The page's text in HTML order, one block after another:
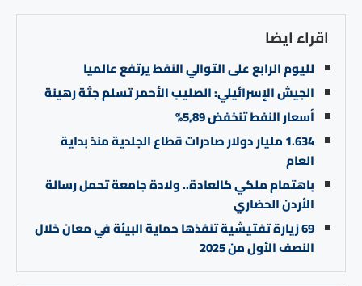
اقراء ايضا
لليوم الرابع على التوالي النفط يرتفع عالميا
الجيش الإسرائيلي: الصليب الأحمر تسلم جثة رهينة
أسعار النفط تنخفض 5,89%
1.634 مليار دولار صادرات قطاع الجلدية منذ بداية
العام
باهتمام ملكي كالعادة.. ولادة جامعة تحمل رسالة
الأردن الحضاري
69 زيارة تفتيشية تنفذها حماية البيئة في معان خلال
النصف الأول من 2025